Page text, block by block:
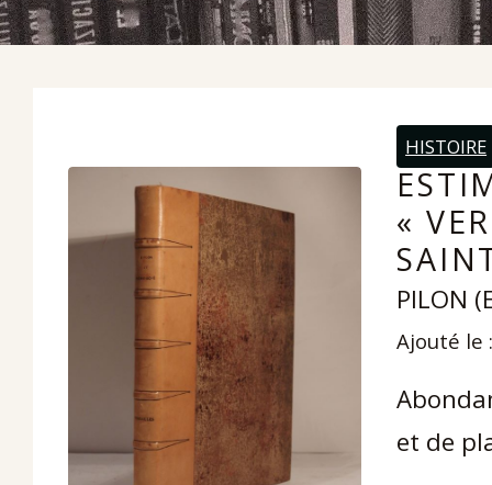
HISTOIRE
«
PILON
Ajouté le
et de